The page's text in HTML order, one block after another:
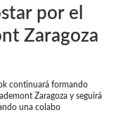
por el
Zaragoza
continuará formando
Zaragoza y seguirá
una colabo